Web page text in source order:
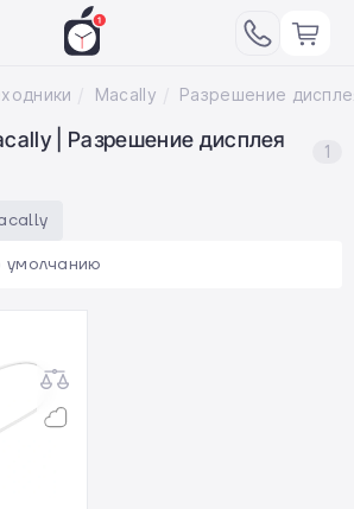
Macally
| Разрешение дисплея
1
умолчанию